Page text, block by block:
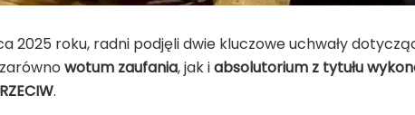
2025 roku, radni podjęli dwie kluczowe uchwały
wotum zaufania, jak iabsolutorium z tytułu
.